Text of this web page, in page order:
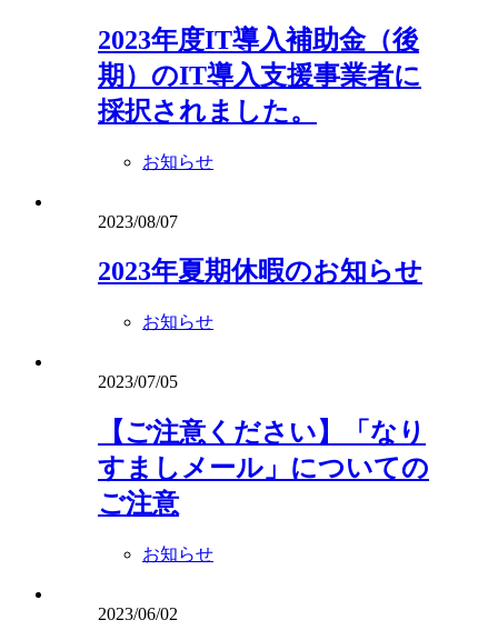
2023年度IT導入補助金（後
期）のIT導入支援事業者に
採択されました。
お知らせ
2023/08/07
2023年夏期休暇のお知らせ
お知らせ
2023/07/05
【ご注意ください】「なり
すましメール」についての
ご注意
お知らせ
2023/06/02